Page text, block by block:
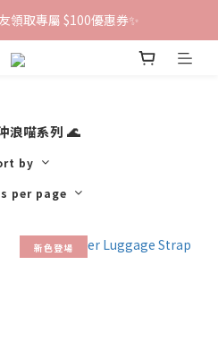
加入贈100折價券🎀
領取專屬 $100優惠券✨
加入贈100折價券🎀
浪喵系列 🌊
by
per page
新色登場